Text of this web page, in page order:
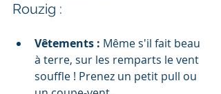
Rouzig :
Vêtements : Même s'il fait beau
à terre, sur les remparts le vent
souffle ! Prenez un petit pull ou